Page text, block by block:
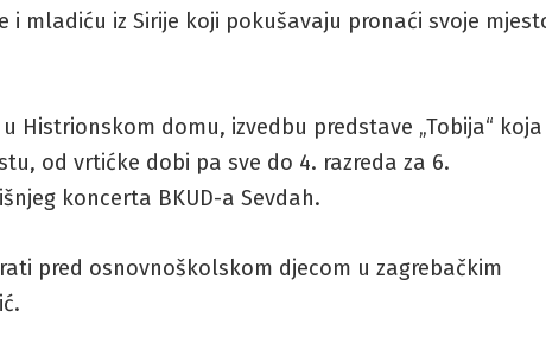
i mladiću iz Sirije koji pokušavaju pronaći svoje
Histrionskom domu, izvedbu predstave „Tobija“ koja
od vrtićke dobi pa sve do 4. razreda za 6.
koncerta BKUD-a Sevdah.
pred osnovnoškolskom djecom u zagrebačkim